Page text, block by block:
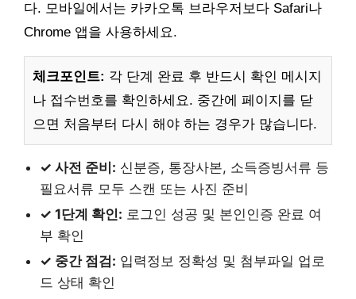
다. 모바일에서는 카카오톡 브라우저보다 Safari나
Chrome 앱을 사용하세요.
체크포인트: 각 단계 완료 후 반드시 확인 메시지
나 접수번호를 확인하세요. 중간에 페이지를 닫
으면 처음부터 다시 해야 하는 경우가 많습니다.
✓ 사전 준비: 신분증, 통장사본, 소득증빙서류 등
필요서류 모두 스캔 또는 사진 준비
✓ 1단계 확인: 로그인 성공 및 본인인증 완료 여
부 확인
✓ 중간 점검: 입력정보 정확성 및 첨부파일 업로
드 상태 확인